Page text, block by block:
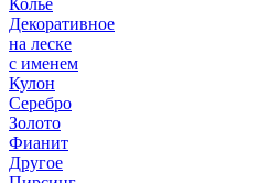
Колье
Декоративное
на леске
с именем
Кулон
Серебро
Золото
Фианит
Другое